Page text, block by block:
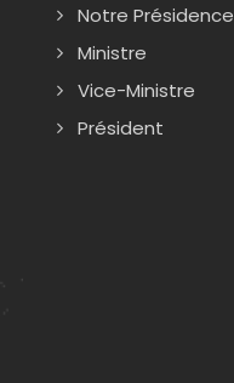
Notre Présidence
Ministre
Vice-Ministre
Président